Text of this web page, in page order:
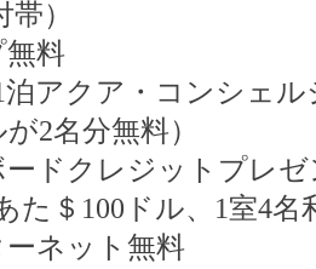
）
料
アクア・コンシェル
2名分無料）
ードクレジットプレゼ
＄100ドル、1室4名
ネット無料